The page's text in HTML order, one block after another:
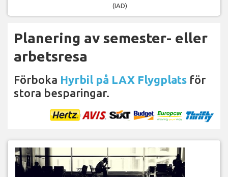
(IAD)
Planering av semester- eller
arbetsresa
Förboka Hyrbil på LAX Flygplats för
stora besparingar.